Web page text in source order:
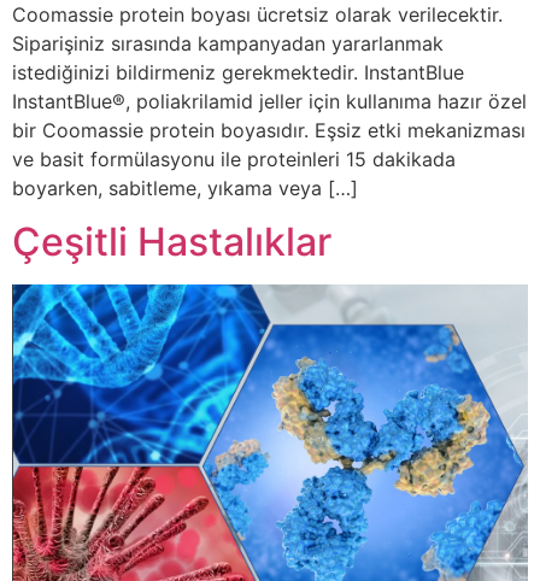
Coomassie protein boyası ücretsiz olarak verilecektir.
Siparişiniz sırasında kampanyadan yararlanmak
istediğinizi bildirmeniz gerekmektedir. InstantBlue
InstantBlue®, poliakrilamid jeller için kullanıma hazır özel
bir Coomassie protein boyasıdır. Eşsiz etki mekanizması
ve basit formülasyonu ile proteinleri 15 dakikada
boyarken, sabitleme, yıkama veya […]
Çeşitli Hastalıklar